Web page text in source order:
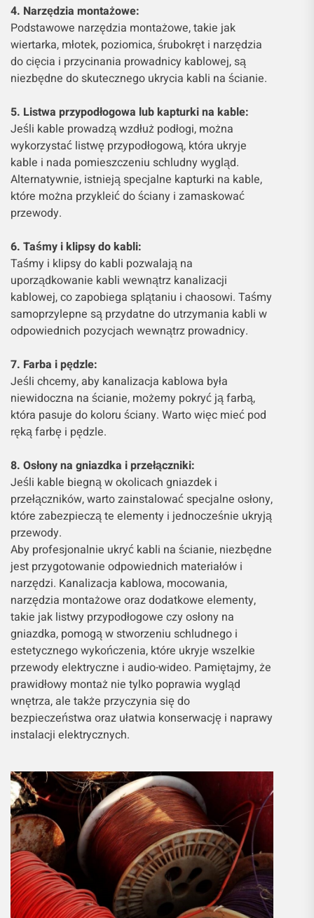
4. Narzędzia montażowe:
Podstawowe narzędzia montażowe, takie jak
wiertarka, młotek, poziomica, śrubokręt i narzędzia
do cięcia i przycinania prowadnicy kablowej, są
niezbędne do skutecznego ukrycia kabli na ścianie.
5. Listwa przypodłogowa lub kapturki na kable:
Jeśli kable prowadzą wzdłuż podłogi, można
wykorzystać listwę przypodłogową, która ukryje
kable i nada pomieszczeniu schludny wygląd.
Alternatywnie, istnieją specjalne kapturki na kable,
które można przykleić do ściany i zamaskować
przewody.
6. Taśmy i klipsy do kabli:
Taśmy i klipsy do kabli pozwalają na
uporządkowanie kabli wewnątrz kanalizacji
kablowej, co zapobiega splątaniu i chaosowi. Taśmy
samoprzylepne są przydatne do utrzymania kabli w
odpowiednich pozycjach wewnątrz prowadnicy.
7. Farba i pędzle:
Jeśli chcemy, aby kanalizacja kablowa była
niewidoczna na ścianie, możemy pokryć ją farbą,
która pasuje do koloru ściany. Warto więc mieć pod
ręką farbę i pędzle.
8. Osłony na gniazdka i przełączniki:
Jeśli kable biegną w okolicach gniazdek i
przełączników, warto zainstalować specjalne osłony,
które zabezpieczą te elementy i jednocześnie ukryją
przewody.
Aby profesjonalnie ukryć kabli na ścianie, niezbędne
jest przygotowanie odpowiednich materiałów i
narzędzi. Kanalizacja kablowa, mocowania,
narzędzia montażowe oraz dodatkowe elementy,
takie jak listwy przypodłogowe czy osłony na
gniazdka, pomogą w stworzeniu schludnego i
estetycznego wykończenia, które ukryje wszelkie
przewody elektryczne i audio-wideo. Pamiętajmy, że
prawidłowy montaż nie tylko poprawia wygląd
wnętrza, ale także przyczynia się do
bezpieczeństwa oraz ułatwia konserwację i naprawy
instalacji elektrycznych.